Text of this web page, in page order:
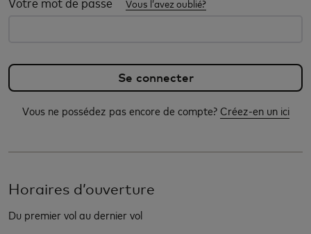
Vous l’avez oublié?
Vous ne possédez pas encore de compte? Créez-en un ici
Horaires d’ouverture
Du premier vol au dernier vol